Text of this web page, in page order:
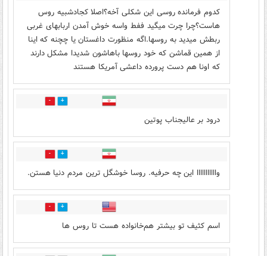
کدوم فرمانده روسی این شکلی آخه؟اصلا کجادشبیه روس
هاست؟چرا چرت میگید ففط واسه خوش آمدن اربابهای غربی
ربطش میدید به روسها.اگه منظورت داغستان یا چچنه که اینا
از همین قماشن که خود روسها باهاشون شدیدا مشکل دارند
که اونا هم دست پرورده داعشی آمریکا هستند
7
درود بر عالیجناب پوتین
8
وااااااااااا این چه حرفیه. روسا خوشگل ترین مردم دنیا هستن.
20
اسم کثیف تو بیشتر هم‌خانواده هست تا روس ها